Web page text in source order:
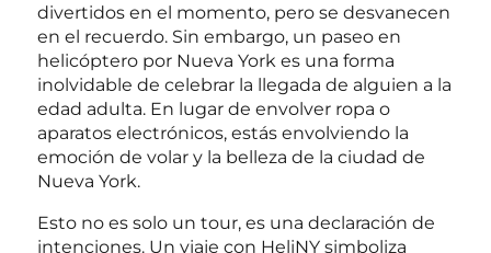
divertidos en el momento, pero se desvanecen
en el recuerdo. Sin embargo, un paseo en
helicóptero por Nueva York es una forma
inolvidable de celebrar la llegada de alguien a la
edad adulta. En lugar de envolver ropa o
aparatos electrónicos, estás envolviendo la
emoción de volar y la belleza de la ciudad de
Nueva York.
Esto no es solo un tour, es una declaración de
intenciones. Un viaje con HeliNY simboliza